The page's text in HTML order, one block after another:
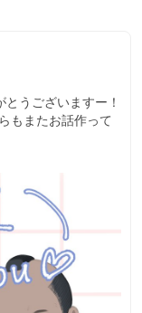
うございますー！
もまたお話作って